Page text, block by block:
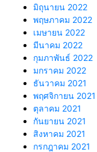
มิถุนายน 2022
พฤษภาคม 2022
เมษายน 2022
มีนาคม 2022
กุมภาพันธ์ 2022
มกราคม 2022
ธันวาคม 2021
พฤศจิกายน 2021
ตุลาคม 2021
กันยายน 2021
สิงหาคม 2021
กรกฎาคม 2021